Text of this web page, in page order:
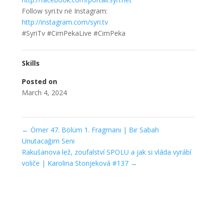
Follow syri.tv në Instagram:
http://instagram.com/syri.tv
#SyriTv #CimPekaLive #CimPeka
Skills
Posted on
March 4, 2024
← Ömer 47. Bölüm 1. Fragmanı | Bir Sabah
Unutacağım Seni
Rakušanova lež, zoufalství SPOLU a jak si vláda vyrábí
voliče | Karolina Stonjeková #137 →